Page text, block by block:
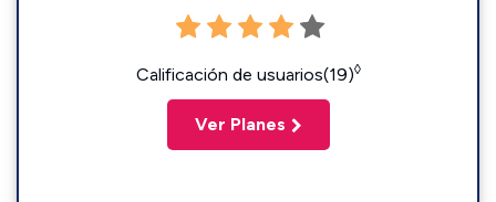
Calificación de usuarios(19)◊
Ver Planes